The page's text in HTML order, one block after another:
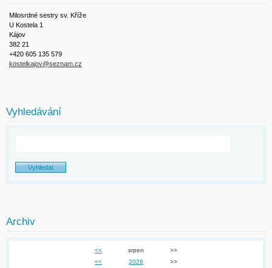
Milosrdné sestry sv. Kříže
U Kostela 1
Kájov
382 21
+420 605 135 579
kostelkajov@seznam.cz
Vyhledávání
Archiv
<< srpen
>>
<<
2026 >>